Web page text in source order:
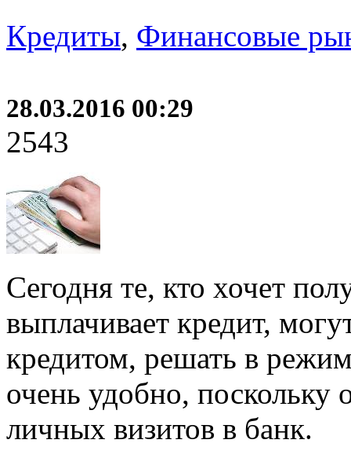
Кредиты, Финансовые
28.03.2016 00:29
2543
Сегодня те, кто хочет
выплачивает кредит,
кредитом, решать в
очень удобно, поскольку
личных визитов в банк.